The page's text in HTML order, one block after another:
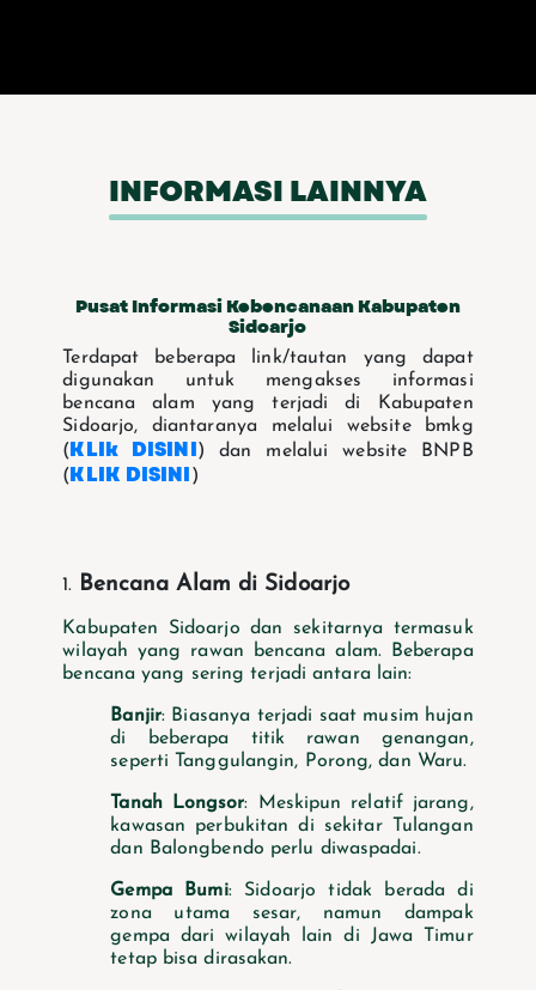
INFORMASI LAINNYA
Pusat Informasi Kebencanaan Kabupaten
Sidoarjo
Terdapat beberapa link/tautan yang dapat
digunakan untuk mengakses informasi
bencana alam yang terjadi di Kabupaten
Sidoarjo, diantaranya melalui website bmkg
(KLIk DISINI) dan melalui website BNPB
(KLIK DISINI )
1. Bencana Alam di Sidoarjo
Kabupaten Sidoarjo dan sekitarnya termasuk
wilayah yang rawan bencana alam. Beberapa
bencana yang sering terjadi antara lain:
Banjir: Biasanya terjadi saat musim hujan
di beberapa titik rawan genangan,
seperti Tanggulangin, Porong, dan Waru.
Tanah Longsor: Meskipun relatif jarang,
kawasan perbukitan di sekitar Tulangan
dan Balongbendo perlu diwaspadai.
Gempa Bumi: Sidoarjo tidak berada di
zona utama sesar, namun dampak
gempa dari wilayah lain di Jawa Timur
tetap bisa dirasakan.